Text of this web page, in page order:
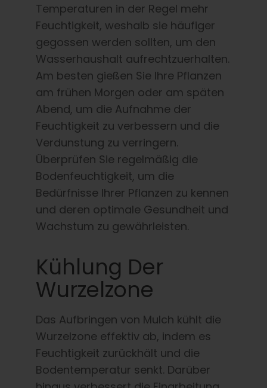
Temperaturen in der Regel mehr
Feuchtigkeit, weshalb sie häufiger
gegossen werden sollten, um den
Wasserhaushalt aufrechtzuerhalten.
Am besten gießen Sie Ihre Pflanzen
am frühen Morgen oder am späten
Abend, um die Aufnahme der
Feuchtigkeit zu verbessern und die
Verdunstung zu verringern.
Überprüfen Sie regelmäßig die
Bodenfeuchtigkeit, um die
Bedürfnisse Ihrer Pflanzen zu kennen
und deren optimale Gesundheit und
Wachstum zu gewährleisten.
Kühlung Der
Wurzelzone
Das Aufbringen von Mulch kühlt die
Wurzelzone effektiv ab, indem es
Feuchtigkeit zurückhält und die
Bodentemperatur senkt. Darüber